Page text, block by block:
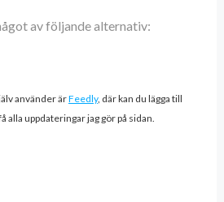
av följande alternativ:
använder ärFeedly, där kan du lägga till
alla uppdateringar jag gör på sidan.